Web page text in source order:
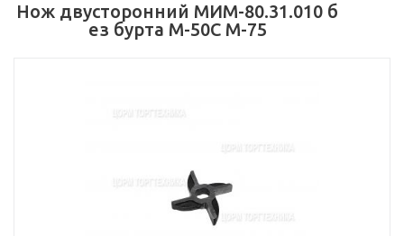
Нож двусторонний МИМ-80.31.010 б
ез бурта М-50С М-75